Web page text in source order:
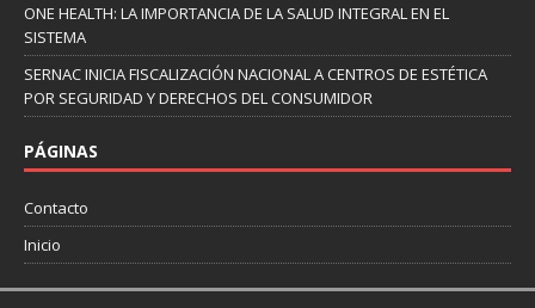
ONE HEALTH: LA IMPORTANCIA DE LA SALUD INTEGRAL EN EL
SISTEMA
SERNAC INICIA FISCALIZACIÓN NACIONAL A CENTROS DE ESTÉTICA
POR SEGURIDAD Y DERECHOS DEL CONSUMIDOR
PÁGINAS
Contacto
Inicio